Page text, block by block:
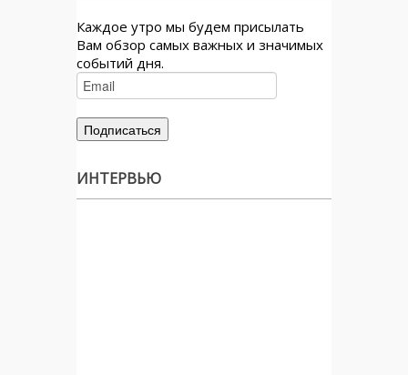
Каждое утро мы будем присылать
Вам обзор самых важных и значимых
событий дня.
ИНТЕРВЬЮ